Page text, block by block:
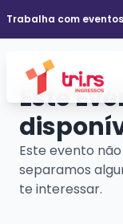
Trabalha com
Este
Este evento
separamos
te interessar.